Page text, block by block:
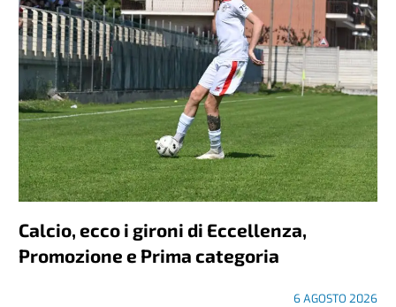
Calcio, ecco i gironi di Eccellenza,
Promozione e Prima categoria
6 AGOSTO 2026